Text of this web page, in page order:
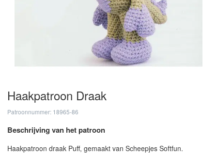
Haakpatroon Draak
Patroonnummer: 18965-86
Beschrijving van het patroon
Haakpatroon draak Puff, gemaakt van Scheepjes Softfun.